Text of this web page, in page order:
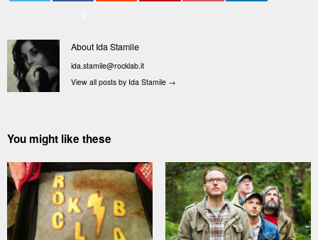
About Ida Stamile
ida.stamile@rocklab.it
View all posts by Ida Stamile →
You might like these